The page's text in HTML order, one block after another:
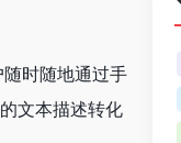
时随地通过手
文本描述转化